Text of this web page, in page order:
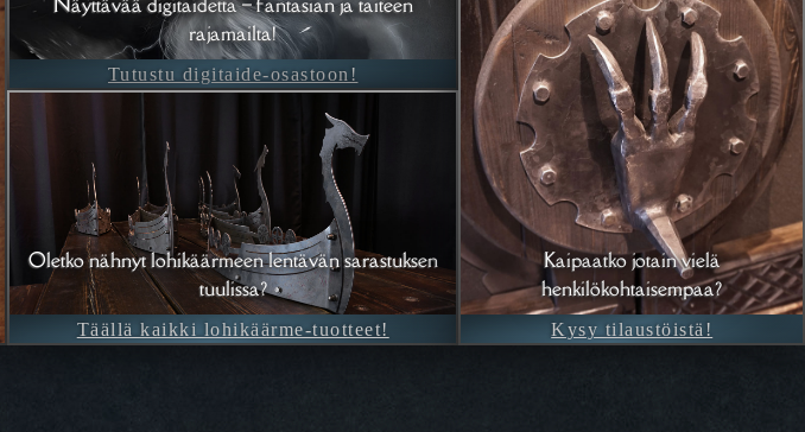
rajamailta!
Tutustu digitaide-osastoon!
Oletko nähnyt lohikäärmeen lentävän sarastuksen
tuulissa?
Täällä kaikki lohikäärme-tuotteet!
Kaipaatko jotain vielä
henkilökohtaisempaa?
Kysy tilaustöistä!